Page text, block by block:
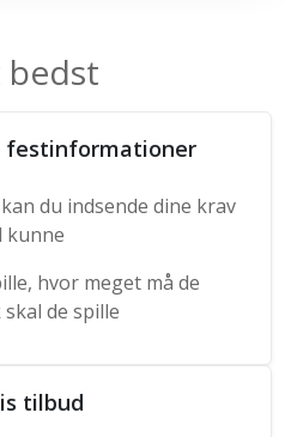
bedst
festinformationer
du indsende dine krav
kunne
hvor meget må de
de spille
tilbud